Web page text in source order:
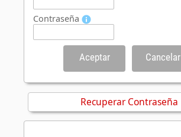
Contraseña
Aceptar Cancelar
Recuperar Contraseña